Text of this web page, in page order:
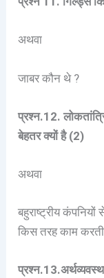
अथवा
जाबर कौन थे ?
प्रश्न.12.
बेहतर क्यों है (2)
अथवा
बहुराष्ट्रीय
किस तरह काम